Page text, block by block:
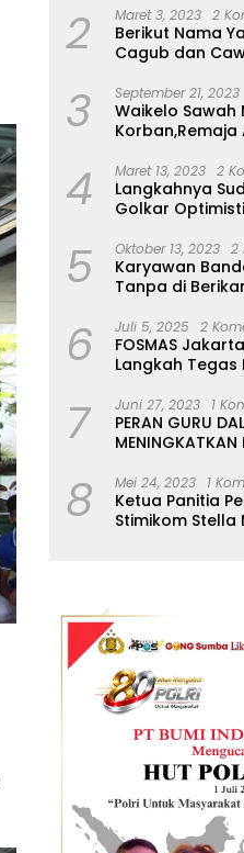
2 Maret 3, 2023 2
Berikut Nama
Cagub dan
3 September 21, 2023
Waikelo Sawah
Korban,Remaja
4 Maret 13, 2023 2
Langkahnya
Golkar
5 Oktober 13, 2023 2
Karyawan
Tanpa di
Tangan Tanpa
6 Juli 5, 2025 2
FOSMAS
Langkah Tegas
7 Juni 27, 2023 1
PERAN GURU
MENINGKATKAN
8 Mei 24, 2023 1
Ketua Panitia
Stimikom Stella